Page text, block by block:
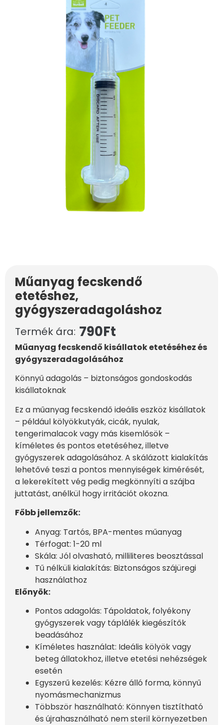
Műanyag fecskendő
etetéshez,
gyógyszeradagoláshoz
Termék ára: 790Ft
Műanyag fecskendő kisállatok etetéséhez és
gyógyszeradagolásához
Könnyű adagolás – biztonságos gondoskodás
kisállatoknak
Ez a műanyag fecskendő ideális eszköz kisállatok
– például kölyökkutyák, cicák, nyulak,
tengerimalacok vagy más kisemlősök –
kíméletes és pontos etetéséhez, illetve
gyógyszerek adagolásához. A skálázott kialakítás
lehetővé teszi a pontos mennyiségek kimérését,
a lekerekített vég pedig megkönnyíti a szájba
juttatást, anélkül hogy irritációt okozna.
Főbb jellemzők:
Anyag: Tartós, BPA-mentes műanyag
Térfogat: 1-20 ml
Skála: Jól olvasható, milliliteres beosztással
Tű nélküli kialakítás: Biztonságos szájüregi
használathoz
Előnyök:
Pontos adagolás: Tápoldatok, folyékony
gyógyszerek vagy táplálék kiegészítők
beadásához
Kíméletes használat: Ideális kölyök vagy
beteg állatokhoz, illetve etetési nehézségek
esetén
Egyszerű kezelés: Kézre álló forma, könnyű
nyomásmechanizmus
Többször használható: Könnyen tisztítható
és újrahasználható nem steril környezetben